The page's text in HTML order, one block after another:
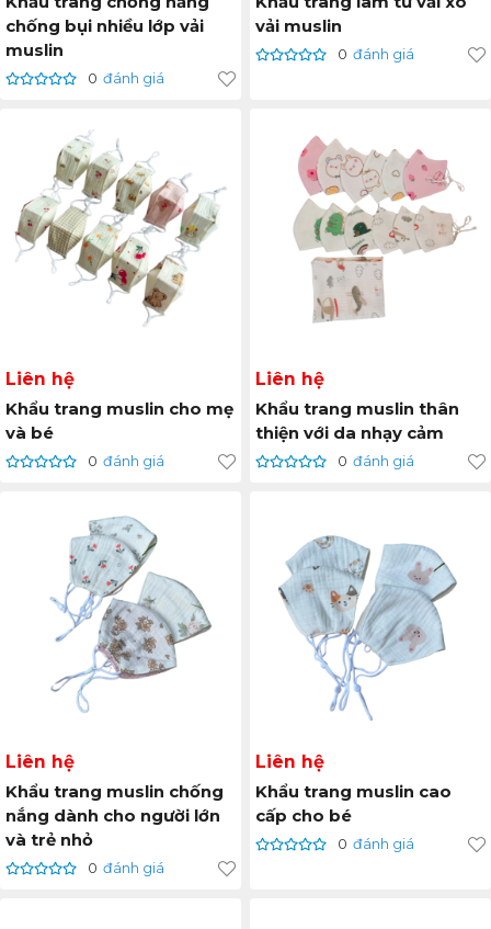
chống bụi nhiều lớp vải
muslin
0 đánh giá
vải muslin
0 đánh giá
Liên hệ
Khẩu trang muslin cho mẹ
và bé
0 đánh giá
Liên hệ
Khẩu trang muslin thân
thiện với da nhạy cảm
0 đánh giá
Liên hệ
Khẩu trang muslin chống
nắng dành cho người lớn
và trẻ nhỏ
0 đánh giá
Liên hệ
Khẩu trang muslin cao
cấp cho bé
0 đánh giá